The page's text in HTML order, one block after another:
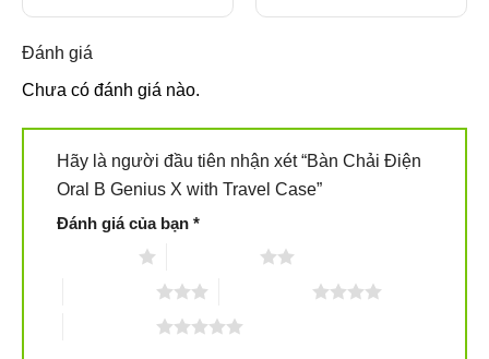
là:
Đánh giá
Chưa có đánh giá nào.
Hãy là người đầu tiên nhận xét “Bàn Chải Điện
Oral B Genius X with Travel Case”
Đánh giá của bạn *